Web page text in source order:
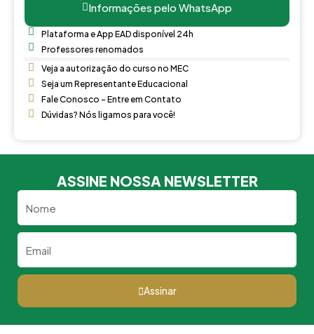
Informações pelo WhatsApp
Plataforma e App EAD disponível 24h
Professores renomados
Veja a autorização do curso no MEC
Seja um Representante Educacional
Fale Conosco - Entre em Contato
Dúvidas? Nós ligamos para você!
ASSINE NOSSA NEWSLETTER
Assinar